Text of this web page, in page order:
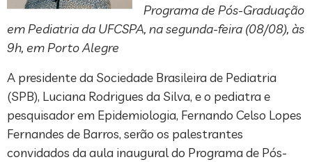
Programa de Pós-Graduação
em Pediatria da UFCSPA, na segunda-feira (08/08), às
9h, em Porto Alegre
A presidente da Sociedade Brasileira de Pediatria
(SPB), Luciana Rodrigues da Silva, e o pediatra e
pesquisador em Epidemiologia, Fernando Celso Lopes
Fernandes de Barros, serão os palestrantes
convidados da aula inaugural do Programa de Pós-